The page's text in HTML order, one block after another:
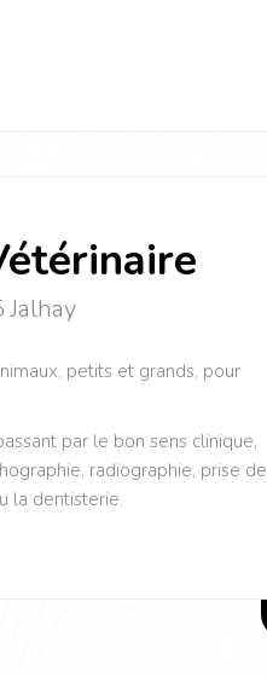
Jalhay
petits et grands, pour
par le bon sens clinique,
radiographie, prise de
la dentisterie.